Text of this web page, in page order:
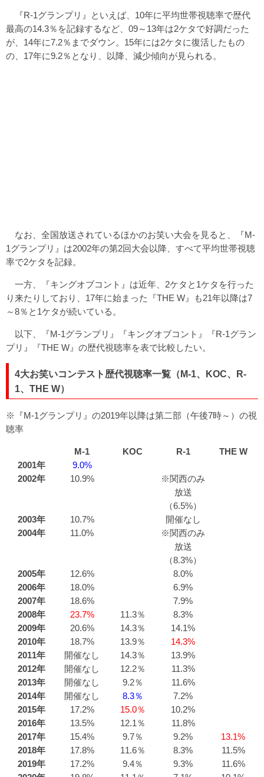
『R-1グランプリ』といえば、10年に平均世帯視聴率で歴代
最高の14.3％を記録するなど、09～13年は2ケタで好調だった
が、14年に7.2％までダウン。15年には2ケタに復活したもの
の、17年に9.2％となり、以降、減少傾向が見られる。
なお、全国放送されているほかのお笑い大会を見ると、『M-
1グランプリ』は2002年の第2回大会以降、すべて平均世帯視聴
率で2ケタを記録。
一方、『キングオブコント』は近年、2ケタと1ケタを行った
り来たりしており、17年に始まった『THE W』も21年以降は7
～8％と1ケタが続いている。
以下、『M-1グランプリ』『キングオブコント』『R-1グラン
プリ』『THE W』の歴代視聴率を表で比較したい。
4大お笑いコンテスト歴代視聴率一覧（M-1、KOC、R-
1、THE W）
※『M-1グランプリ』の2019年以降は第二部（午後7時～）の視
聴率
M-1 KOC R-1
THE W
2001年
9.0%
2002年
10.9%
※関西のみ
放送
（6.5%）
2003年
10.7%
開催なし
2004年
11.0%
※関西のみ
放送
（8.3%）
2005年
12.6%
8.0%
2006年
18.0%
6.9%
2007年
18.6%
7.9%
2008年
23.7% 11.3％
8.3%
2009年
20.6% 14.3％
14.1%
2010年
18.7% 13.9％
14.3%
2011年
開催なし 14.3％
13.9%
2012年
開催なし 12.2％
11.3%
2013年
開催なし 9.2％
11.6%
2014年
開催なし 8.3％
7.2%
2015年
17.2% 15.0％
10.2%
2016年
13.5% 12.1％
11.8%
2017年
15.4% 9.7％ 9.2%
13.1%
2018年
17.8% 11.6％ 8.3%
11.5%
2019年
17.2% 9.4％ 9.3%
11.6%